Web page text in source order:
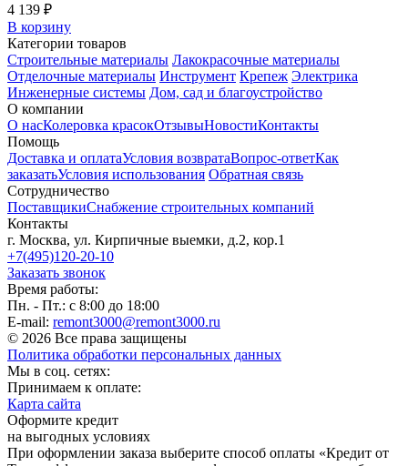
4 139 ₽
В корзину
Категории товаров
Строительные материалы Лакокрасочные материалы
Отделочные материалы Инструмент Крепеж Электрика
Инженерные системы Дом, сад и благоустройство
О компании
О насКолеровка красокОтзывыНовостиКонтакты
Помощь
Доставка и оплатаУсловия возвратаВопрос-ответКак
заказатьУсловия использования Обратная связь
Сотрудничество
ПоставщикиСнабжение строительных компаний
Контакты
г. Москва, ул. Кирпичные выемки, д.2, кор.1
+7(495)120-20-10
Заказать звонок
Время работы:
Пн. - Пт.: с 8:00 до 18:00
E-mail: remont3000@remont3000.ru
© 2026 Все права защищены
Политика обработки персональных данных
Мы в соц. сетях:
Принимаем к оплате:
Карта сайта
Оформите кредит
на выгодных условиях
При оформлении заказа выберите способ оплаты «Кредит от